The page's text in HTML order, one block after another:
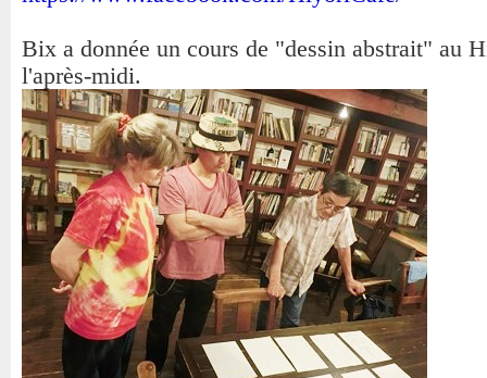
Bix a donnée un cours de "dessin abstrait" au
l'après-midi.